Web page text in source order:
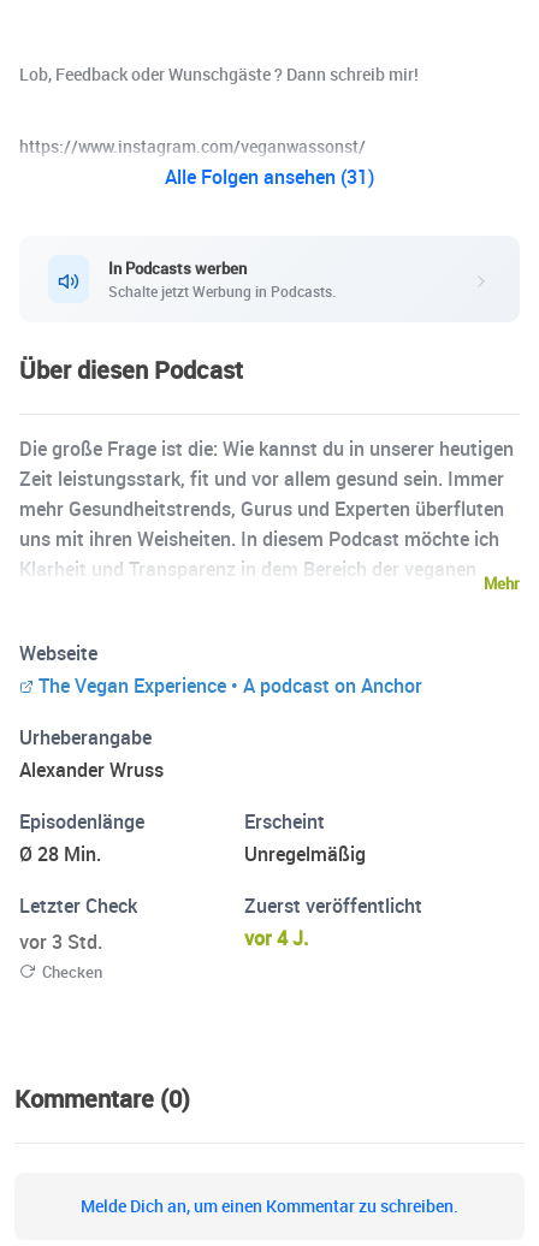
Lob, Feedback oder Wunschgäste ? Dann schreib mir!
https://www.instagram.com/veganwassonst/
Alle Folgen ansehen (31)
In Podcasts werben
Schalte jetzt Werbung in Podcasts.
Über diesen Podcast
Die große Frage ist die: Wie kannst du in unserer heutigen
Zeit leistungsstark, fit und vor allem gesund sein. Immer
mehr Gesundheitstrends, Gurus und Experten überfluten
uns mit ihren Weisheiten. In diesem Podcast möchte ich
Klarheit und Transparenz in dem Bereich der veganen
inspirieren und lerne aus den Erfahrungen wie auch du
das Maximum aus der Vegan Experience herausholen
Mehr
Webseite
The Vegan Experience • A podcast on Anchor
Urheberangabe
Alexander Wruss
Episodenlänge
Ø 28 Min.
Erscheint
Unregelmäßig
Letzter Check
vor 3 Std.
Checken
Zuerst veröffentlicht
vor 4 J.
Kommentare (0)
Melde Dich an, um einen Kommentar zu schreiben.